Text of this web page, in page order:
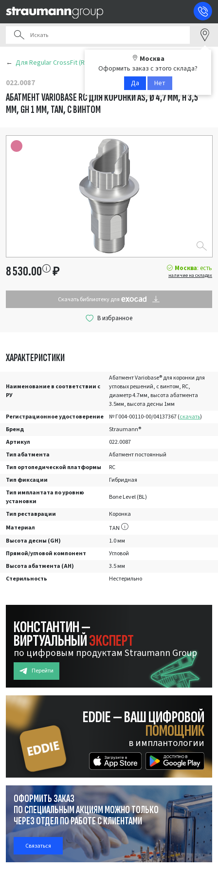
Москва
Оформить заказ с этого склада?
Да
Нет
Для Regular CrossFit (RC)
022.0087
АБАТМЕНТ VARIOBASE RC ДЛЯ КОРОНКИ AS, Ø 4,7 ММ, H 3,5
ММ, GH 1 ММ, TAN, С ВИНТОМ
ХАРАКТЕРИСТИКИ
Наименование в соответствии с
РУ
Абатмент Variobase® для коронки для
угловых решений, с винтом, RC,
диаметр 4.7мм, высота абатмента
3.5мм, высота десны 1мм
Регистрационное удостоверение
№ Г004-00110-00/04137367 (скачать)
Бренд
Straumann®
Артикул
022.0087
Тип абатмента
Абатмент постоянный
Тип ортопедической платформы
RC
Тип фиксации
Гибридная
Тип имплантата по уровню
установки
Bone Level (BL)
Тип реставрации
Коронка
Материал
TAN
Высота десны (GH)
1.0 мм
Прямой/угловой компонент
Угловой
Высота абатмента (AH)
3.5 мм
Стерильность
Нестерильно
8 530.00 ₽ Москва: есть
наличие на складах
Скачать библиотеку для
КОНСТАНТИН —
ВИРТУАЛЬНЫЙЭКСПЕРТ
по цифровым продуктам Straumann Group
Перейти
EDDIE — ВАШ ЦИФРОВОЙ
ПОМОЩНИК
в имплантологии
ОФОРМИТЬ ЗАКАЗ
ПО СПЕЦИАЛЬНЫМ АКЦИЯМ МОЖНО ТОЛЬКО
ЧЕРЕЗ ОТДЕЛПО РАБОТЕС КЛИЕНТАМИ
Связаться